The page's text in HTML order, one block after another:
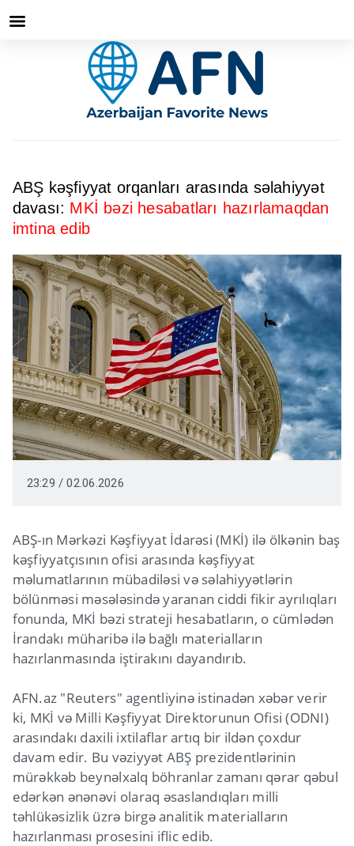
ABŞ kəşfiyyat orqanları arasında səlahiyyət
davası: MKİ bəzi hesabatları hazırlamaqdan
imtina edib
23:29 / 02.06.2026
ABŞ-ın Mərkəzi Kəşfiyyat İdarəsi (MKİ) ilə ölkənin baş
kəşfiyyatçısının ofisi arasında kəşfiyyat
məlumatlarının mübadiləsi və səlahiyyətlərin
bölünməsi məsələsində yaranan ciddi fikir ayrılıqları
fonunda, MKİ bəzi strateji hesabatların, o cümlədən
İrandakı müharibə ilə bağlı materialların
hazırlanmasında iştirakını dayandırıb.
AFN.az "Reuters" agentliyinə istinadən xəbər verir
ki, MKİ və Milli Kəşfiyyat Direktorunun Ofisi (ODNI)
arasındakı daxili ixtilaflar artıq bir ildən çoxdur
davam edir. Bu vəziyyət ABŞ prezidentlərinin
mürəkkəb beynəlxalq böhranlar zamanı qərar qəbul
edərkən ənənəvi olaraq əsaslandıqları milli
təhlükəsizlik üzrə birgə analitik materialların
hazırlanması prosesini iflic edib.